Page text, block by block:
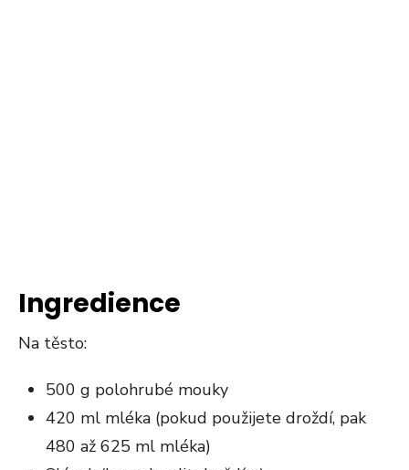
Ingredience
Na těsto:
500 g polohrubé mouky
420 ml mléka (pokud použijete droždí, pak
480 až 625 ml mléka)